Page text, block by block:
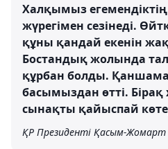
Халқымыз
жүрегімен сезінеді.
құны қандай екенін
Бостандық жолында
құрбан болды.
басымыздан өтті.
сынақты қайыспай
ҚР Президенті Қасым-Жомарт